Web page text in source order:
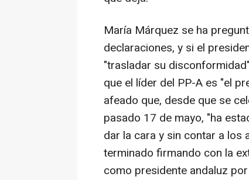
María Márquez se ha
declaraciones, y si el
"trasladar su
que el líder del PP-A es "el
afeado que, desde que se
pasado 17 de mayo, "ha
dar la cara y sin contar a los
terminado firmando con la
como presidente andaluz